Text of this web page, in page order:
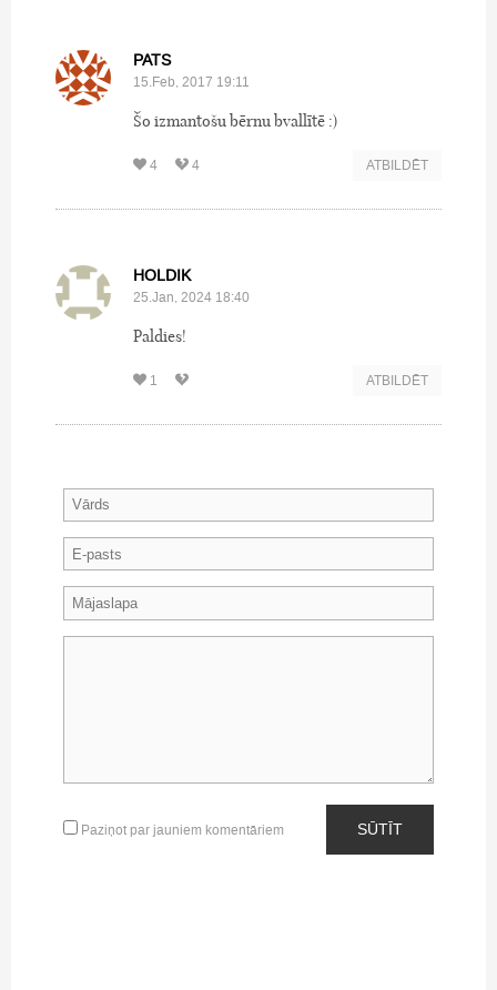
PATS
15.Feb, 2017 19:11
Šo izmantošu bērnu bvallītē :)
4 4 ATBILDĒT
HOLDIK
25.Jan, 2024 18:40
Paldies!
1 ATBILDĒT
Paziņot par jauniem komentāriem SŪTĪT